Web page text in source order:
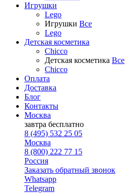
Игрушки
Lego
Игрушки Все
Lego
Детская косметика
Chicco
Детская косметика Все
Chicco
Оплата
Доставка
Блог
Контакты
Москва
завтра бесплатно
8 (495) 532 25 05
Москва
8 (800) 222 77 15
Россия
Заказать обратный звонок
Whatsapp
Telegram